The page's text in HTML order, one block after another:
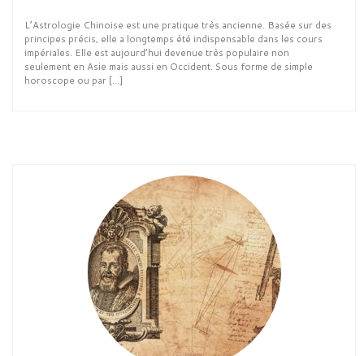
L’Astrologie Chinoise est une pratique très ancienne. Basée sur des
principes précis, elle a longtemps été indispensable dans les cours
impériales. Elle est aujourd’hui devenue très populaire non
seulement en Asie mais aussi en Occident. Sous forme de simple
horoscope ou par […]